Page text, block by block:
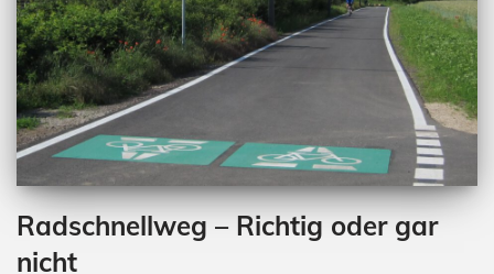
Radschnellweg – Richtig oder gar
nicht